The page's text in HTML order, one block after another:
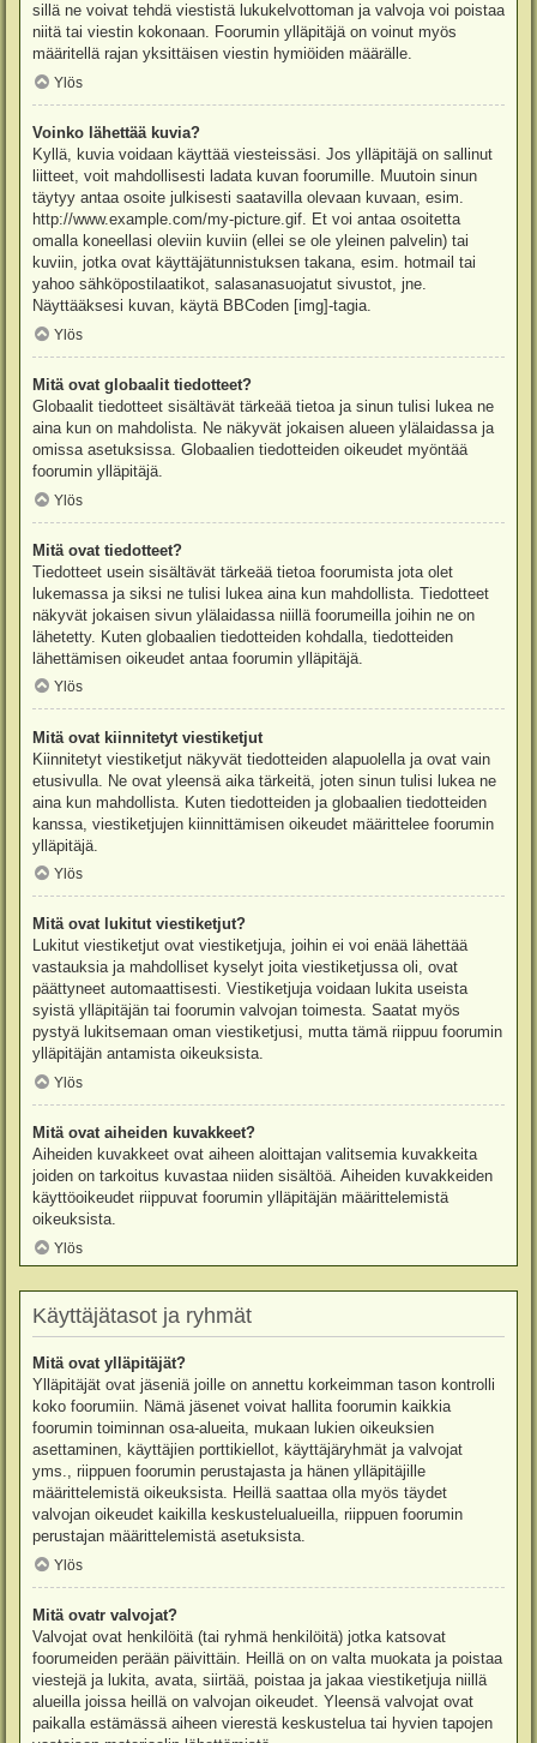
sillä ne voivat tehdä viestistä lukukelvottoman ja valvoja voi poistaa
niitä tai viestin kokonaan. Foorumin ylläpitäjä on voinut myös
määritellä rajan yksittäisen viestin hymiöiden määrälle.
Ylös
Voinko lähettää kuvia?
Kyllä, kuvia voidaan käyttää viesteissäsi. Jos ylläpitäjä on sallinut
liitteet, voit mahdollisesti ladata kuvan foorumille. Muutoin sinun
täytyy antaa osoite julkisesti saatavilla olevaan kuvaan, esim.
http://www.example.com/my-picture.gif. Et voi antaa osoitetta
omalla koneellasi oleviin kuviin (ellei se ole yleinen palvelin) tai
kuviin, jotka ovat käyttäjätunnistuksen takana, esim. hotmail tai
yahoo sähköpostilaatikot, salasanasuojatut sivustot, jne.
Näyttääksesi kuvan, käytä BBCoden [img]-tagia.
Ylös
Mitä ovat globaalit tiedotteet?
Globaalit tiedotteet sisältävät tärkeää tietoa ja sinun tulisi lukea ne
aina kun on mahdolista. Ne näkyvät jokaisen alueen ylälaidassa ja
omissa asetuksissa. Globaalien tiedotteiden oikeudet myöntää
foorumin ylläpitäjä.
Ylös
Mitä ovat tiedotteet?
Tiedotteet usein sisältävät tärkeää tietoa foorumista jota olet
lukemassa ja siksi ne tulisi lukea aina kun mahdollista. Tiedotteet
näkyvät jokaisen sivun ylälaidassa niillä foorumeilla joihin ne on
lähetetty. Kuten globaalien tiedotteiden kohdalla, tiedotteiden
lähettämisen oikeudet antaa foorumin ylläpitäjä.
Ylös
Mitä ovat kiinnitetyt viestiketjut
Kiinnitetyt viestiketjut näkyvät tiedotteiden alapuolella ja ovat vain
etusivulla. Ne ovat yleensä aika tärkeitä, joten sinun tulisi lukea ne
aina kun mahdollista. Kuten tiedotteiden ja globaalien tiedotteiden
kanssa, viestiketjujen kiinnittämisen oikeudet määrittelee foorumin
ylläpitäjä.
Ylös
Mitä ovat lukitut viestiketjut?
Lukitut viestiketjut ovat viestiketjuja, joihin ei voi enää lähettää
vastauksia ja mahdolliset kyselyt joita viestiketjussa oli, ovat
päättyneet automaattisesti. Viestiketjuja voidaan lukita useista
syistä ylläpitäjän tai foorumin valvojan toimesta. Saatat myös
pystyä lukitsemaan oman viestiketjusi, mutta tämä riippuu foorumin
ylläpitäjän antamista oikeuksista.
Ylös
Mitä ovat aiheiden kuvakkeet?
Aiheiden kuvakkeet ovat aiheen aloittajan valitsemia kuvakkeita
joiden on tarkoitus kuvastaa niiden sisältöä. Aiheiden kuvakkeiden
käyttöoikeudet riippuvat foorumin ylläpitäjän määrittelemistä
oikeuksista.
Ylös
Käyttäjätasot ja ryhmät
Mitä ovat ylläpitäjät?
Ylläpitäjät ovat jäseniä joille on annettu korkeimman tason kontrolli
koko foorumiin. Nämä jäsenet voivat hallita foorumin kaikkia
foorumin toiminnan osa-alueita, mukaan lukien oikeuksien
asettaminen, käyttäjien porttikiellot, käyttäjäryhmät ja valvojat
yms., riippuen foorumin perustajasta ja hänen ylläpitäjille
määrittelemistä oikeuksista. Heillä saattaa olla myös täydet
valvojan oikeudet kaikilla keskustelualueilla, riippuen foorumin
perustajan määrittelemistä asetuksista.
Ylös
Mitä ovatr valvojat?
Valvojat ovat henkilöitä (tai ryhmä henkilöitä) jotka katsovat
foorumeiden perään päivittäin. Heillä on on valta muokata ja poistaa
viestejä ja lukita, avata, siirtää, poistaa ja jakaa viestiketjuja niillä
alueilla joissa heillä on valvojan oikeudet. Yleensä valvojat ovat
paikalla estämässä aiheen vierestä keskustelua tai hyvien tapojen